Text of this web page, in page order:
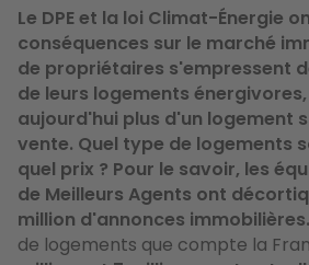
Le DPE et la loi Climat-Énergie
conséquences sur le marché
de propriétaires s'empressent
de leurs logements
aujourd'hui plus d'un logement
vente. Quel type de logements
quel prix ? Pour le savoir, les
de Meilleurs Agents ont
million d'annonces immobilières.
de logements que compte la